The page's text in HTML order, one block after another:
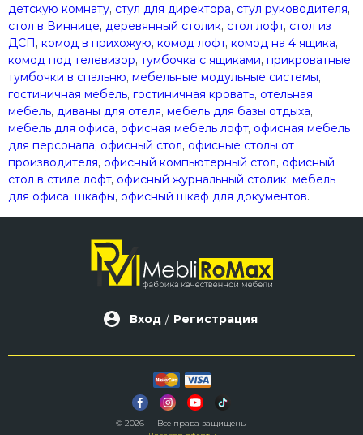
детскую комнату, стул для директора, стул руководителя,
стол в Виннице, деревянный столик, стол лофт, стол из
ДСП, комод в прихожую, комод лофт, комод на 4 ящика,
комод под телевизор, тумбочка с ящиками, прикроватные
тумбочки в спальню, мебельные модульные системы,
гостиничная мебель, гостиничная кровать, отельная
мебель, диваны для отеля, мебель для базы отдыха,
мебель для офиса, офисная мебель лофт, офисная мебель
для персонала, офисный стол, офисные столы от
производителя, офисный компьютерный стол, офисный
стол в стиле лофт, офисный журнальный столик, мебель
для офиса: шкафы, офисный шкаф для документов.
Вход / Регистрация
© 2026 — Все права защищены